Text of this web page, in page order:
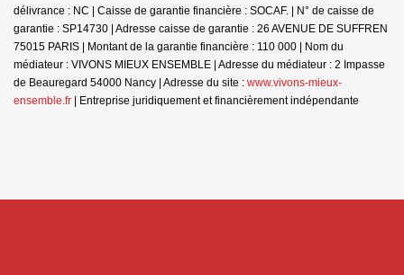
délivrance : NC | Caisse de garantie financière : SOCAF. | N° de caisse de
garantie : SP14730 | Adresse caisse de garantie : 26 AVENUE DE SUFFREN
75015 PARIS | Montant de la garantie financière : 110 000 | Nom du
médiateur : VIVONS MIEUX ENSEMBLE | Adresse du médiateur : 2 Impasse
de Beauregard 54000 Nancy | Adresse du site : www.vivons-mieux-
ensemble.fr | Entreprise juridiquement et financièrement indépendante